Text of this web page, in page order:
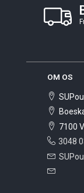
OM OS
7100
3048